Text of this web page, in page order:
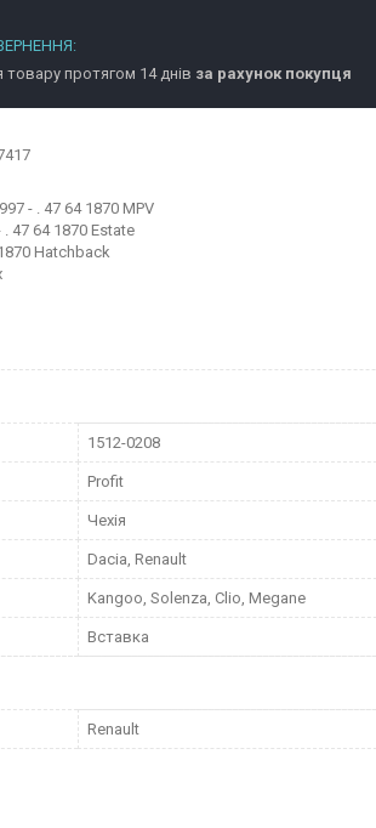
товару протягом 14 днів за рахунок покупця
- . 47 64 1870 MPV
47 64 1870 Estate
Hatchback
1512-0208
Profit
Чехія
Dacia, Renault
Kangoo, Solenza, Clio, Megane
Вставка
Renault